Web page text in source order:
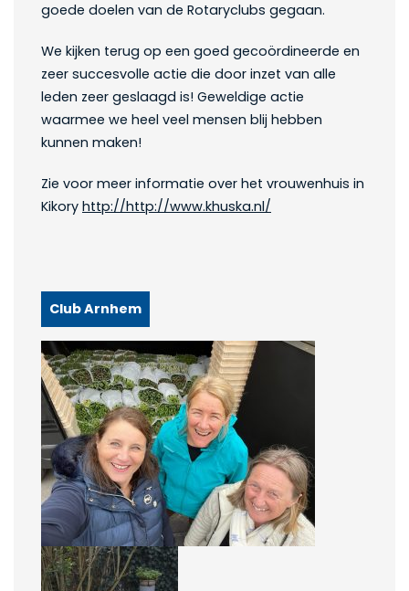
goede doelen van de Rotaryclubs gegaan.
We kijken terug op een goed gecoördineerde en
zeer succesvolle actie die door inzet van alle
leden zeer geslaagd is! Geweldige actie
waarmee we heel veel mensen blij hebben
kunnen maken!
Zie voor meer informatie over het vrouwenhuis in
Kikory http://http://www.khuska.nl/
Club Arnhem